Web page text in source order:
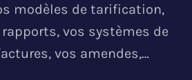
modèles de tarification,
vos systèmes de
vos amendes,…